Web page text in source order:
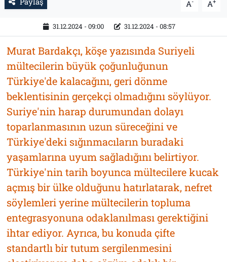
A A
31.12.2024 - 09:00 31.12.2024 - 08:57
Murat Bardakçı, köşe yazısında Suriyeli
mültecilerin büyük çoğunluğunun
Türkiye'de kalacağını, geri dönme
beklentisinin gerçekçi olmadığını söylüyor.
Suriye'nin harap durumundan dolayı
toparlanmasının uzun süreceğini ve
Türkiye'deki sığınmacıların buradaki
yaşamlarına uyum sağladığını belirtiyor.
Türkiye'nin tarih boyunca mültecilere kucak
açmış bir ülke olduğunu hatırlatarak, nefret
söylemleri yerine mültecilerin topluma
entegrasyonuna odaklanılması gerektiğini
ihtar ediyor. Ayrıca, bu konuda çifte
standartlı bir tutum sergilenmesini